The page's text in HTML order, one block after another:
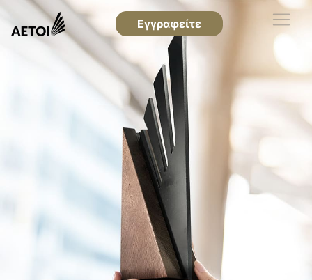
Εγγραφείτε